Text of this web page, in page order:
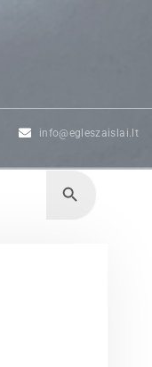
info@egleszaislai.lt